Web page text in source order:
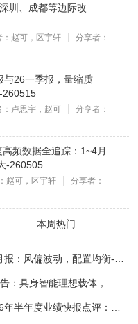
圳、成都等边际改
：赵可，区宇轩
分享者：
与26一季报，量缩质
260515
：卢思宇，赵可
分享者：
频数据全追踪：1~4月
-260505
赵可，区宇轩
分享者：
本周热门